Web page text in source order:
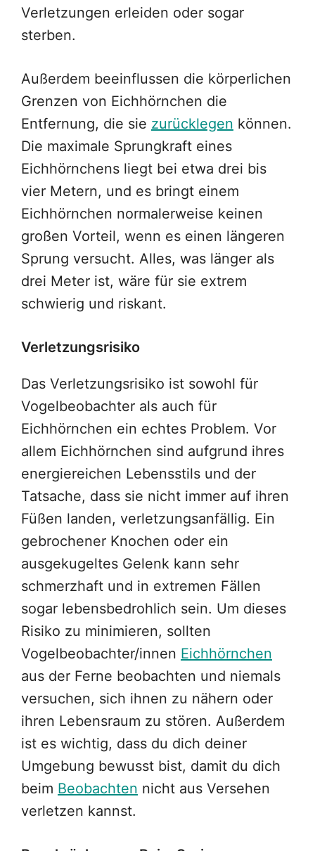
Verletzungen erleiden oder sogar
sterben.
Außerdem beeinflussen die körperlichen
Grenzen von Eichhörnchen die
Entfernung, die sie zurücklegen können.
Die maximale Sprungkraft eines
Eichhörnchens liegt bei etwa drei bis
vier Metern, und es bringt einem
Eichhörnchen normalerweise keinen
großen Vorteil, wenn es einen längeren
Sprung versucht. Alles, was länger als
drei Meter ist, wäre für sie extrem
schwierig und riskant.
Verletzungsrisiko
Das Verletzungsrisiko ist sowohl für
Vogelbeobachter als auch für
Eichhörnchen ein echtes Problem. Vor
allem Eichhörnchen sind aufgrund ihres
energiereichen Lebensstils und der
Tatsache, dass sie nicht immer auf ihren
Füßen landen, verletzungsanfällig. Ein
gebrochener Knochen oder ein
ausgekugeltes Gelenk kann sehr
schmerzhaft und in extremen Fällen
sogar lebensbedrohlich sein. Um dieses
Risiko zu minimieren, sollten
Vogelbeobachter/innen Eichhörnchen
aus der Ferne beobachten und niemals
versuchen, sich ihnen zu nähern oder
ihren Lebensraum zu stören. Außerdem
ist es wichtig, dass du dich deiner
Umgebung bewusst bist, damit du dich
beim Beobachten nicht aus Versehen
verletzen kannst.